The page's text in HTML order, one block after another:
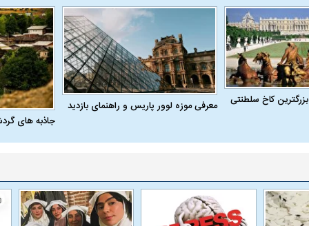
کاخ سلطنتی
معرفی موزه لوور پاریس و راهنمای بازدید
جاذبه های
ناشناس که
مرگ دلخراش دختر ۱۸ ساله بر اثر برق
گرفتگی
کشته شدند